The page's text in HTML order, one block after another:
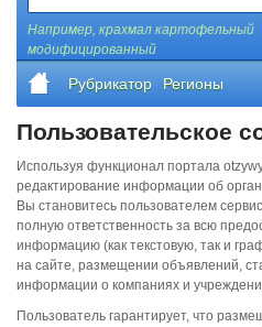
Например, крахмал картофельный
модифицированный
Рубрикатор Регионы
Пользовательское
Используя функционал портала
редактирование информации об
Вы становитесь пользователем
полную ответственность за всю
информацию (как текстовую, так и
на сайте, размещении объявлений,
информации о компаниях и
Пользователь гарантирует, что